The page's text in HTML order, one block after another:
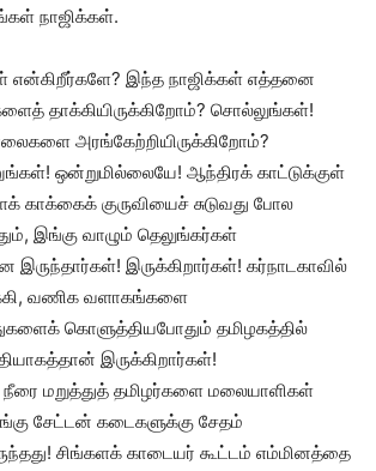
நாஜிக்கள்.
என்கிறீர்களே? இந்த நாஜிக்கள் எத்தனை
தாக்கியிருக்கிறோம்? சொல்லுங்கள்!
அரங்கேற்றியிருக்கிறோம்?
ஒன்றுமில்லையே! ஆந்திரக் காட்டுக்குள்
காக்கைக் குருவியைச் சுடுவது போல
இங்கு வாழும் தெலுங்கர்கள்
இருந்தார்கள்! இருக்கிறார்கள்! கர்நாடகாவில்
வணிக வளாகங்களை
கொளுத்தியபோதும் தமிழகத்தில்
இருக்கிறார்கள்!
நீரை மறுத்துத் தமிழர்களை மலையாளிகள்
சேட்டன் கடைகளுக்கு சேதம்
சிங்களக் காடையர் கூட்டம் எம்மினத்தை